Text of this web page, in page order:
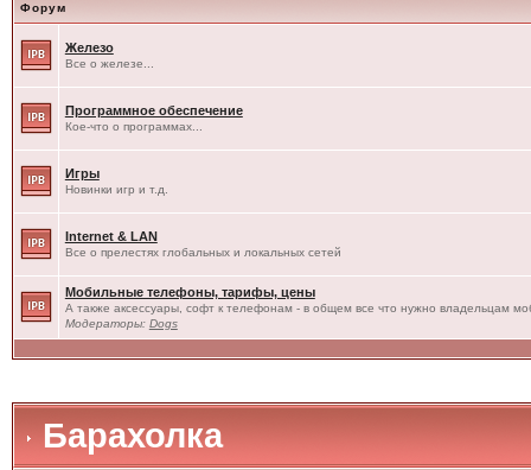
Форум
Железо
Все о железе...
Программное обеспечение
Кое-что о программах...
Игры
Новинки игр и т.д.
Internet & LAN
Все о прелестях глобальных и локальных сетей
Мобильные телефоны, тарифы, цены
А также аксессуары, софт к телефонам - в общем все что нужно владельцам
Модераторы: Dogs
Барахолка